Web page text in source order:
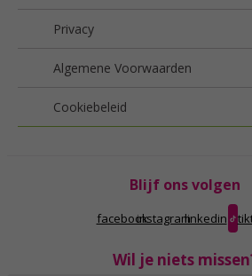
Privacy
Algemene Voorwaarden
Cookiebeleid
Blijf ons volgen
facebookinstagramlinkedin
Wil je niets